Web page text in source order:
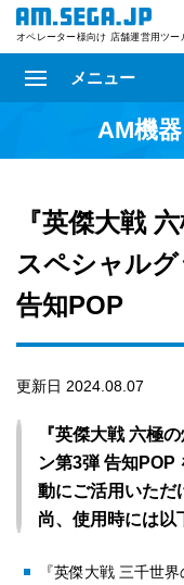
オペレーター様向け 店舗運営用ツー
メニュー
AM機
『英傑大戦
スペシャル
告知POP
更新日 2024.08.07
『英傑大戦 六極
ン第3弾 告知POP
動にご活用いただ
尚、使用時には以
『英傑大戦 三千世